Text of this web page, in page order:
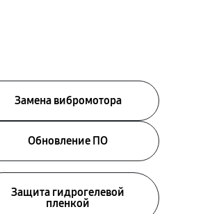
Замена вибромотора
Обновление ПО
Защита гидрогелевой
пленкой